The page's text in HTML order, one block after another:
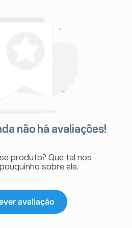
não há avaliações!
produto? Que tal nos
sobre ele.
avaliação